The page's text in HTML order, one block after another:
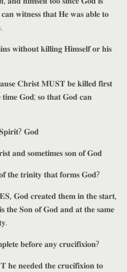
𝐰𝐢𝐭𝐧𝐞𝐬𝐬 𝐭𝐡𝐚𝐭 𝐇𝐞 𝐰𝐚𝐬 𝐚𝐛𝐥𝐞 𝐭𝐨
𝐰𝐢𝐭𝐡𝐨𝐮𝐭 𝐤𝐢𝐥𝐥𝐢𝐧𝐠 𝐇𝐢𝐦𝐬𝐞𝐥𝐟 𝐨𝐫 𝐡𝐢𝐬
𝐂𝐡𝐫𝐢𝐬𝐭 𝐌𝐔𝐒𝐓 𝐛𝐞 𝐤𝐢𝐥𝐥𝐞𝐝 𝐟𝐢𝐫𝐬𝐭
𝐭𝐢𝐦𝐞 𝐆𝐨𝐝; 𝐬𝐨 𝐭𝐡𝐚𝐭 𝐆𝐨𝐝 𝐜𝐚𝐧
𝐆𝐨𝐝
𝐚𝐧𝐝 𝐬𝐨𝐦𝐞𝐭𝐢𝐦𝐞𝐬 𝐬𝐨𝐧 𝐨𝐟 𝐆𝐨𝐝
𝐭𝐡𝐞 𝐭𝐫𝐢𝐧𝐢𝐭𝐲 𝐭𝐡𝐚𝐭 𝐟𝐨𝐫𝐦𝐬 𝐆𝐨𝐝?
𝐆𝐨𝐝 𝐜𝐫𝐞𝐚𝐭𝐞𝐝 𝐭𝐡𝐞𝐦 𝐢𝐧 𝐭𝐡𝐞 𝐬𝐭𝐚𝐫𝐭,
𝐭𝐡𝐞 𝐒𝐨𝐧 𝐨𝐟 𝐆𝐨𝐝 𝐚𝐧𝐝 𝐚𝐭 𝐭𝐡𝐞 𝐬𝐚𝐦𝐞
𝐛𝐞𝐟𝐨𝐫𝐞 𝐚𝐧𝐲 𝐜𝐫𝐮𝐜𝐢𝐟𝐢𝐱𝐢𝐨𝐧?
𝐧𝐞𝐞𝐝𝐞𝐝 𝐭𝐡𝐞 𝐜𝐫𝐮𝐜𝐢𝐟𝐢𝐱𝐢𝐨𝐧 𝐭𝐨